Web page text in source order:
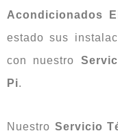
Acondicionados
estado sus
con nuestro
Pi.
Nuestro Servicio